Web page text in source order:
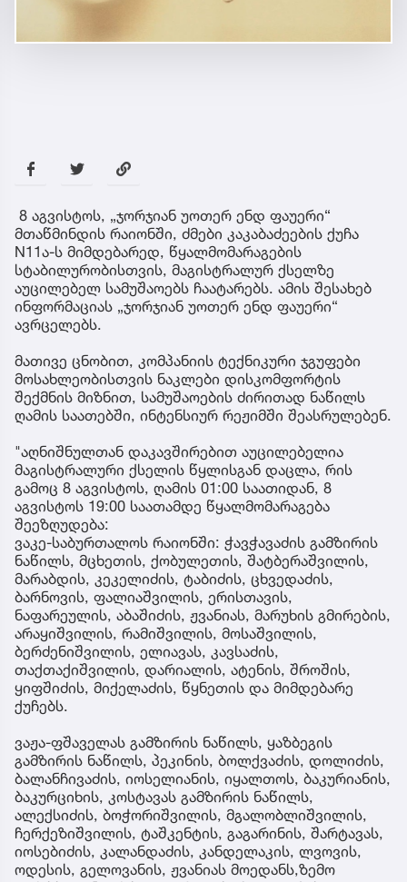
8 აგვისტოს, „ჯორჯიან უოთერ ენდ ფაუერი“
მთაწმინდის რაიონში, ძმები კაკაბაძეების ქუჩა
N11ა-ს მიმდებარედ, წყალმომარაგების
სტაბილურობისთვის, მაგისტრალურ ქსელზე
აუცილებელ სამუშაოებს ჩაატარებს. ამის შესახებ
ინფორმაციას „ჯორჯიან უოთერ ენდ ფაუერი“
ავრცელებს.
მათივე ცნობით, კომპანიის ტექნიკური ჯგუფები
მოსახლეობისთვის ნაკლები დისკომფორტის
შექმნის მიზნით, სამუშაოების ძირითად ნაწილს
ღამის საათებში, ინტენსიურ რეჟიმში შეასრულებენ.
"აღნიშნულთან დაკავშირებით აუცილებელია
მაგისტრალური ქსელის წყლისგან დაცლა, რის
გამოც 8 აგვისტოს, ღამის 01:00 საათიდან, 8
აგვისტოს 19:00 საათამდე წყალმომარაგება
შეეზღუდება:
ვაკე-საბურთალოს რაიონში: ჭავჭავაძის გამზირის
ნაწილს, მცხეთის, ქობულეთის, შატბერაშვილის,
მარაბდის, კეკელიძის, ტაბიძის, ცხვედაძის,
ბარნოვის, ფალიაშვილის, ერისთავის,
ნაფარეულის, აბაშიძის, ჟვანიას, მარუხის გმირების,
არაყიშვილის, რამიშვილის, მოსაშვილის,
ბერძენიშვილის, ელიავას, კავსაძის,
თაქთაქიშვილის, დარიალის, ატენის, შროშის,
ყიფშიძის, მიქელაძის, წყნეთის და მიმდებარე
ქუჩებს.
ვაჟა-ფშაველას გამზირის ნაწილს, ყაზბეგის
გამზირის ნაწილს, პეკინის, ბოლქვაძის, დოლიძის,
ბალანჩივაძის, იოსელიანის, იყალთოს, ბაკურიანის,
ბაკურციხის, კოსტავას გამზირის ნაწილს,
ალექსიძის, ბოჭორიშვილის, მგალობლიშვილის,
ჩერქეზიშვილის, ტაშკენტის, გაგარინის, შარტავას,
იოსებიძის, კალანდაძის, კანდელაკის, ლვოვის,
ოდესის, გელოვანის, ჟვანიას მოედანს,ზემო